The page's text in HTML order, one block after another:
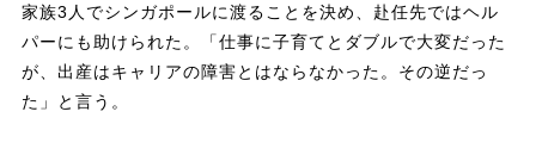
家族3人でシンガポールに渡ることを決め、赴任先ではヘル
パーにも助けられた。「仕事に子育てとダブルで大変だった
が、出産はキャリアの障害とはならなかった。その逆だっ
た」と言う。